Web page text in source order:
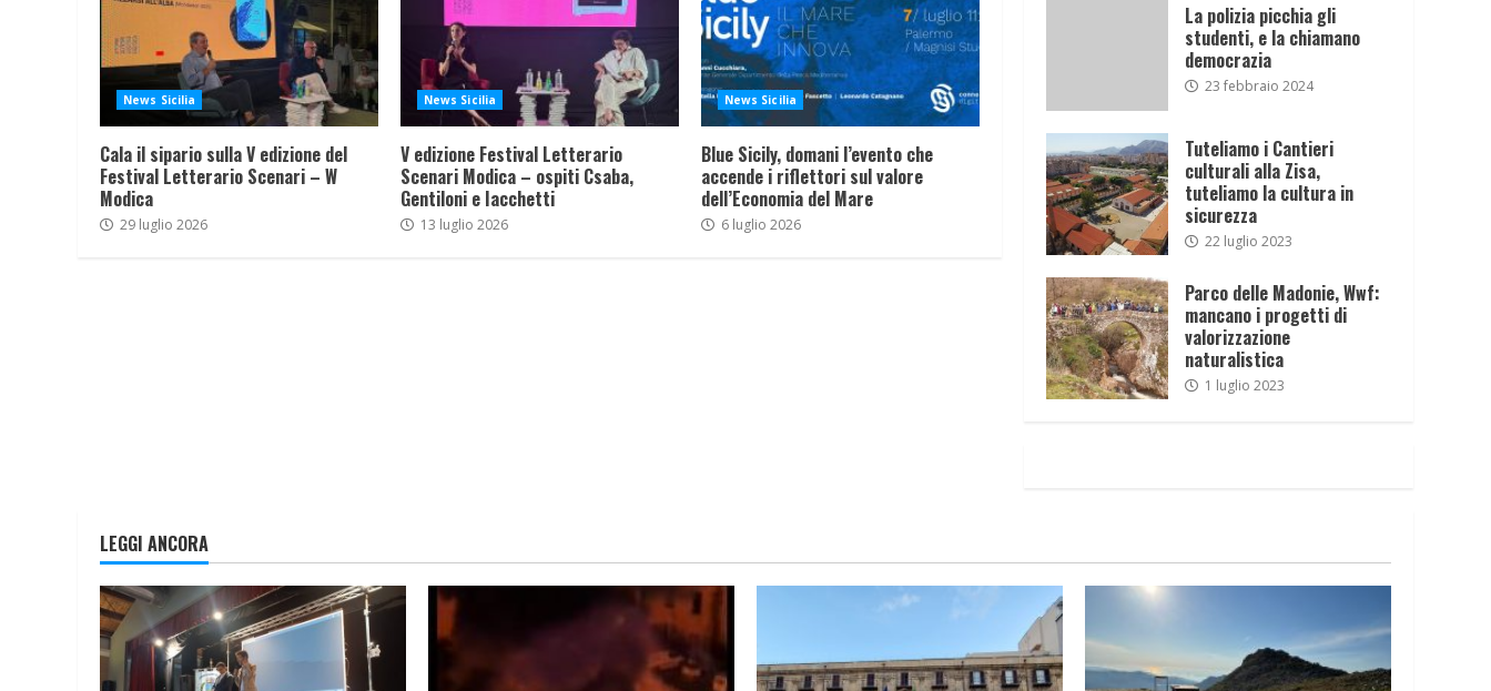
News Sicilia
Cala il sipario sulla V edizione del
Festival Letterario Scenari – W
Modica
29 luglio 2026
News Sicilia
V edizione Festival Letterario
Scenari Modica – ospiti Csaba,
Gentiloni e Iacchetti
13 luglio 2026
News Sicilia
Blue Sicily, domani l’evento che
accende i riflettori sul valore
dell’Economia del Mare
6 luglio 2026
La polizia picchia gli
studenti, e la chiamano
democrazia
23 febbraio 2024
Tuteliamo i Cantieri
culturali alla Zisa,
tuteliamo la cultura in
sicurezza
22 luglio 2023
Parco delle Madonie, Wwf:
mancano i progetti di
valorizzazione
naturalistica
1 luglio 2023
LEGGI ANCORA